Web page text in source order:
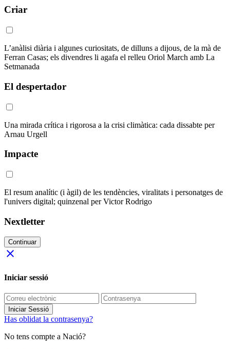
Criar
L’anàlisi diària i algunes curiositats, de dilluns a dijous, de la mà de
Ferran Casas; els divendres li agafa el relleu Oriol March amb La
Setmanada
El despertador
Una mirada crítica i rigorosa a la crisi climàtica: cada dissabte per
Arnau Urgell
Impacte
El resum analític (i àgil) de les tendències, viralitats i personatges de
l'univers digital; quinzenal per Victor Rodrigo
Nextletter
Continuar
close
Iniciar sessió
Iniciar Sessió
Has oblidat la contrasenya?
No tens compte a Nació?